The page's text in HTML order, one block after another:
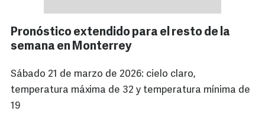
Pronóstico extendido para el resto de la
semana en Monterrey
Sábado 21 de marzo de 2026: cielo claro,
temperatura máxima de 32 y temperatura mínima de
19